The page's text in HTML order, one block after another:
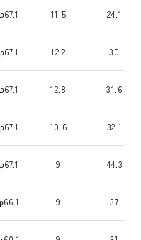
11.5 24.1
12.2 30
12.8 31.6
10.6 32.1
9 44.3
9 37